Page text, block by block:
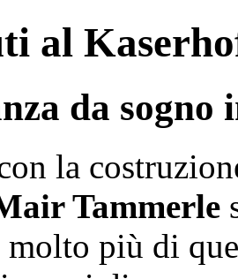
al
da
la
Tammerle
molto più di